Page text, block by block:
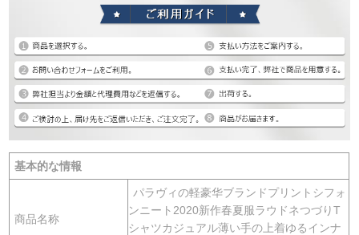
基本的な情報
商品名称
パラヴィの軽豪华ブランドプリントシフォ
ンニート2020新作春夏服ラウドネつづりT
シャツカジュアル薄い手の上着ゆるインナ